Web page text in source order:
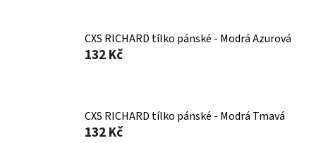
CXS RICHARD tílko pánské - Modrá Azurová
132 Kč
CXS RICHARD tílko pánské - Modrá Tmavá
132 Kč